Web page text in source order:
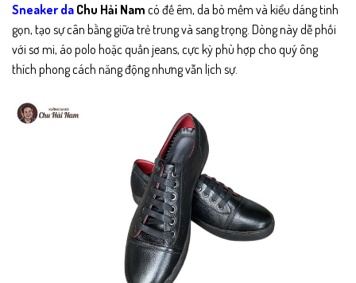
Sneaker da Chu Hải Nam có đế êm, da bò mềm và kiểu dáng tinh
gọn, tạo sự cân bằng giữa trẻ trung và sang trọng. Dòng này dễ phối
với sơ mi, áo polo hoặc quần jeans, cực kỳ phù hợp cho quý ông
thích phong cách năng động nhưng vẫn lịch sự.